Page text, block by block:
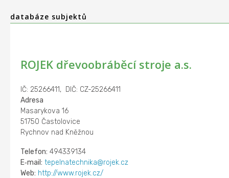
databáze subjektů
ROJEK dřevoobráběcí stroje a.s.
IČ: 25266411, DIČ: CZ-25266411
Adresa
Masarykova 16
51750 Častolovice
Rychnov nad Kněžnou
Telefon: 494339134
E‑mail: tepelnatechnika@rojek.cz
Web: http://www.rojek.cz/